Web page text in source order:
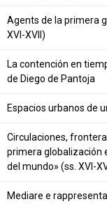
Agents de la primera
XVI-XVII)
La contención en
de Diego de Pantoja
Espacios urbanos de
Circulaciones,
primera globalización
del mundo» (ss. XVI-
Mediare e